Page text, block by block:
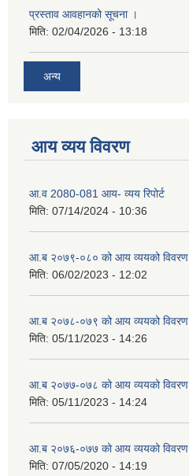
प्रस्ताव आवहानको सूचना ।
मिति: 02/04/2026 - 13:18
अन्य
आय व्यय विवरण
आ.व 2080-081 आय- व्यय रिपोर्ट
मिति: 07/14/2024 - 10:36
आ.ब २०७९-०८० को आय व्ययको विवरण
मिति: 06/02/2023 - 12:02
आ.ब २०७८-०७९ को आय व्ययको विवरण
मिति: 05/11/2023 - 14:26
आ.ब २०७७-०७८ को आय व्ययको विवरण
मिति: 05/11/2023 - 14:24
आ.ब २०७६-०७७ को आय व्ययको विवरण
मिति: 07/05/2020 - 14:19